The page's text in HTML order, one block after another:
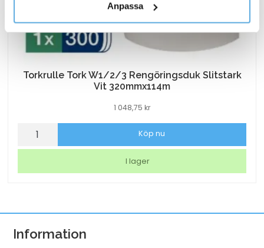
Anpassa
Torkrulle Tork W1/2/3 Rengöringsduk Slitstark
Vit 320mmx114m
1 048,75 kr
Torkrulle
Rengöringsduk
320mmx114m
mängd
Köp nu
I lager
Information